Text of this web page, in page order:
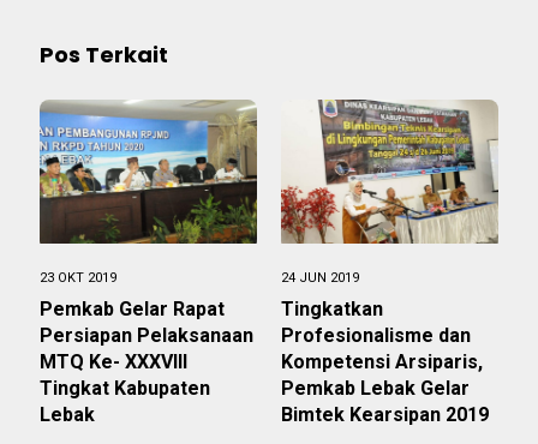
Pos Terkait
23 OKT 2019
Pemkab Gelar Rapat
Persiapan Pelaksanaan
MTQ Ke- XXXVIII
Tingkat Kabupaten
Lebak
24 JUN 2019
Tingkatkan
Profesionalisme dan
Kompetensi Arsiparis,
Pemkab Lebak Gelar
Bimtek Kearsipan 2019